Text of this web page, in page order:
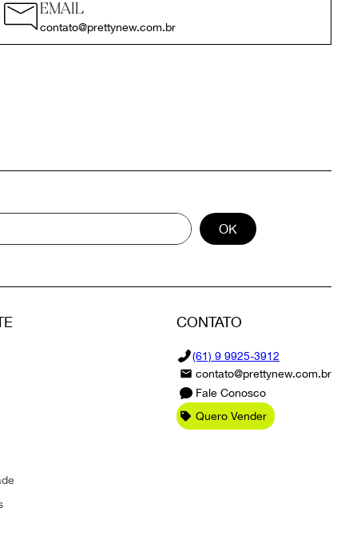
EMAIL
contato@prettynew.com.br
OK
CONTATO
(61) 9 9925-3912
contato@prettynew.com.br
Fale Conosco
Quero Vender